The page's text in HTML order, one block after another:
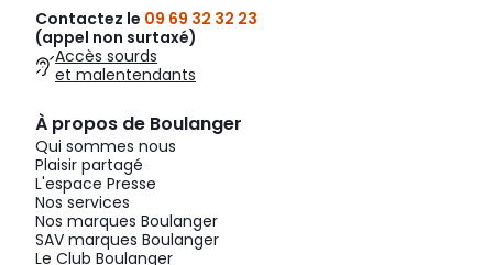
Contactez le 09 69 32 32 23
(appel non surtaxé)
Accès sourds
et malentendants
À propos de Boulanger
Qui sommes nous
Plaisir partagé
L'espace Presse
Nos services
Nos marques Boulanger
SAV marques Boulanger
Le Club Boulanger